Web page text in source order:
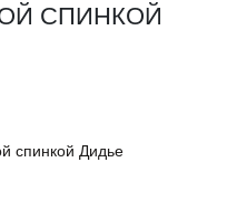
СПИНКОЙ